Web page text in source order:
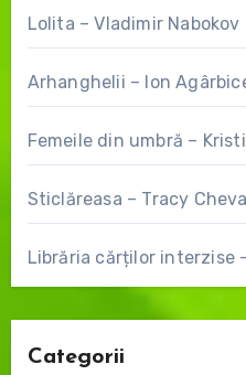
Lolita – Vladimir Nabokov
Arhanghelii – Ion
Femeile din umbră –
Sticlăreasa – Tracy
Librăria cărților interzise
Categorii